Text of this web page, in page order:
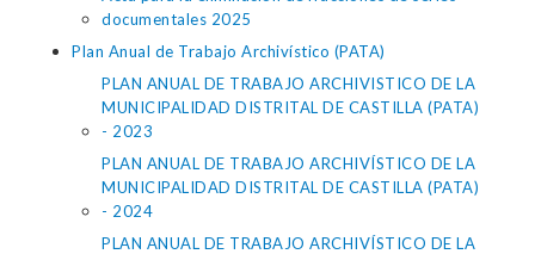
documentales 2025
Plan Anual de Trabajo Archivístico (PATA)
PLAN ANUAL DE TRABAJO ARCHIVISTICO DE LA
MUNICIPALIDAD DISTRITAL DE CASTILLA (PATA)
- 2023
PLAN ANUAL DE TRABAJO ARCHIVÍSTICO DE LA
MUNICIPALIDAD DISTRITAL DE CASTILLA (PATA)
- 2024
PLAN ANUAL DE TRABAJO ARCHIVÍSTICO DE LA